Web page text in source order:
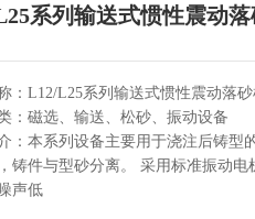
系列输送式惯性震动
：L12/L25系列输送式惯性震动落
：磁选、输送、松砂、振动设备
：本系列设备主要用于浇注后铸型
铸件与型砂分离。 采用标准振动电
声低